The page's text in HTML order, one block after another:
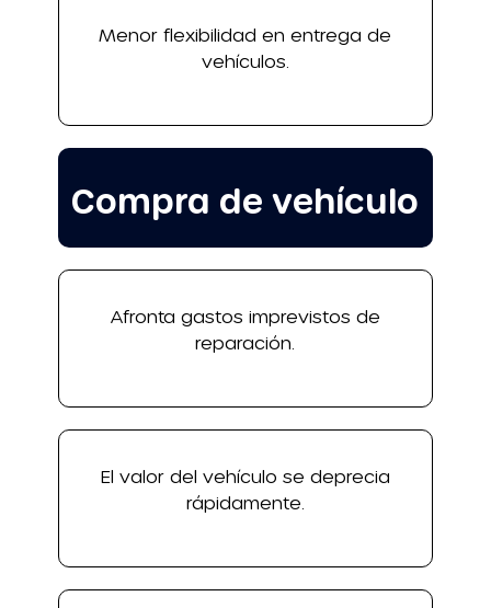
Compra de vehículo
Afronta gastos imprevistos de
reparación.
El valor del vehículo se deprecia
rápidamente.
Menor flexibilidad en entrega de
vehículos.